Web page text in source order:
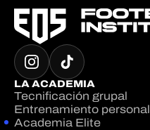
LA ACADEMIA
Tecnificación grupal
Entrenamiento personal
Academia Elite